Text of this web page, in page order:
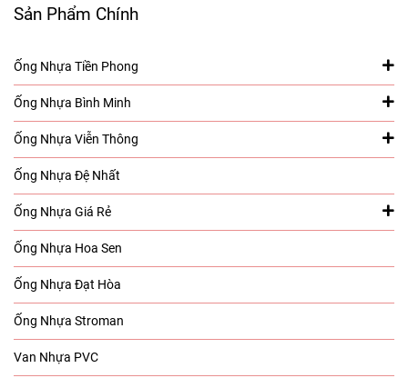
Sản Phẩm Chính
Ống Nhựa Tiền Phong
Ống Nhựa Bình Minh
Ống Nhựa Viễn Thông
Ống Nhựa Đệ Nhất
Ống Nhựa Giá Rẻ
Ống Nhựa Hoa Sen
Ống Nhựa Đạt Hòa
Ống Nhựa Stroman
Van Nhựa PVC